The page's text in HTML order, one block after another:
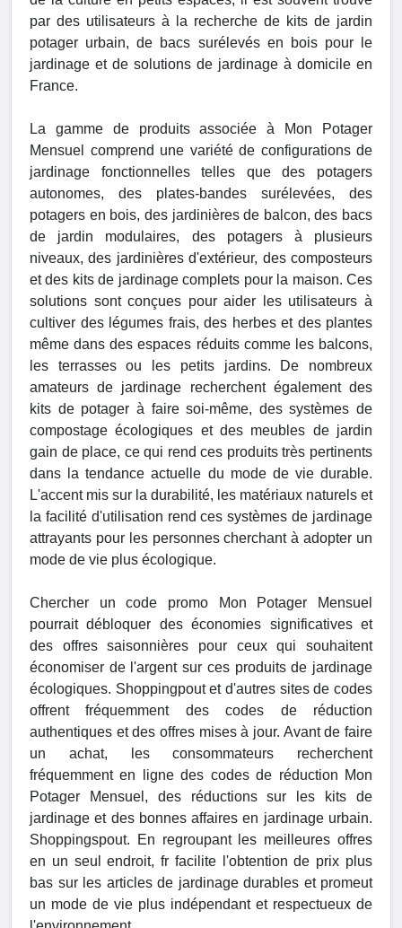
par des utilisateurs à la recherche de kits de jardin
potager urbain, de bacs surélevés en bois pour le
jardinage et de solutions de jardinage à domicile en
France.
La gamme de produits associée à Mon Potager
Mensuel comprend une variété de configurations de
jardinage fonctionnelles telles que des potagers
autonomes, des plates-bandes surélevées, des
potagers en bois, des jardinières de balcon, des bacs
de jardin modulaires, des potagers à plusieurs
niveaux, des jardinières d'extérieur, des composteurs
et des kits de jardinage complets pour la maison. Ces
solutions sont conçues pour aider les utilisateurs à
cultiver des légumes frais, des herbes et des plantes
même dans des espaces réduits comme les balcons,
les terrasses ou les petits jardins. De nombreux
amateurs de jardinage recherchent également des
kits de potager à faire soi-même, des systèmes de
compostage écologiques et des meubles de jardin
gain de place, ce qui rend ces produits très pertinents
dans la tendance actuelle du mode de vie durable.
L'accent mis sur la durabilité, les matériaux naturels et
la facilité d'utilisation rend ces systèmes de jardinage
attrayants pour les personnes cherchant à adopter un
mode de vie plus écologique.
Chercher un code promo Mon Potager Mensuel
pourrait débloquer des économies significatives et
des offres saisonnières pour ceux qui souhaitent
économiser de l'argent sur ces produits de jardinage
écologiques. Shoppingpout et d'autres sites de codes
offrent fréquemment des codes de réduction
authentiques et des offres mises à jour. Avant de faire
un achat, les consommateurs recherchent
fréquemment en ligne des codes de réduction Mon
Potager Mensuel, des réductions sur les kits de
jardinage et des bonnes affaires en jardinage urbain.
Shoppingspout. En regroupant les meilleures offres
en un seul endroit, fr facilite l'obtention de prix plus
bas sur les articles de jardinage durables et promeut
un mode de vie plus indépendant et respectueux de